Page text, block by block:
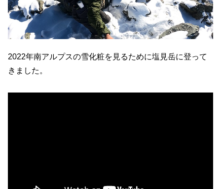
2022年南アルプスの雪化粧を見るために塩見岳に登って
きました。